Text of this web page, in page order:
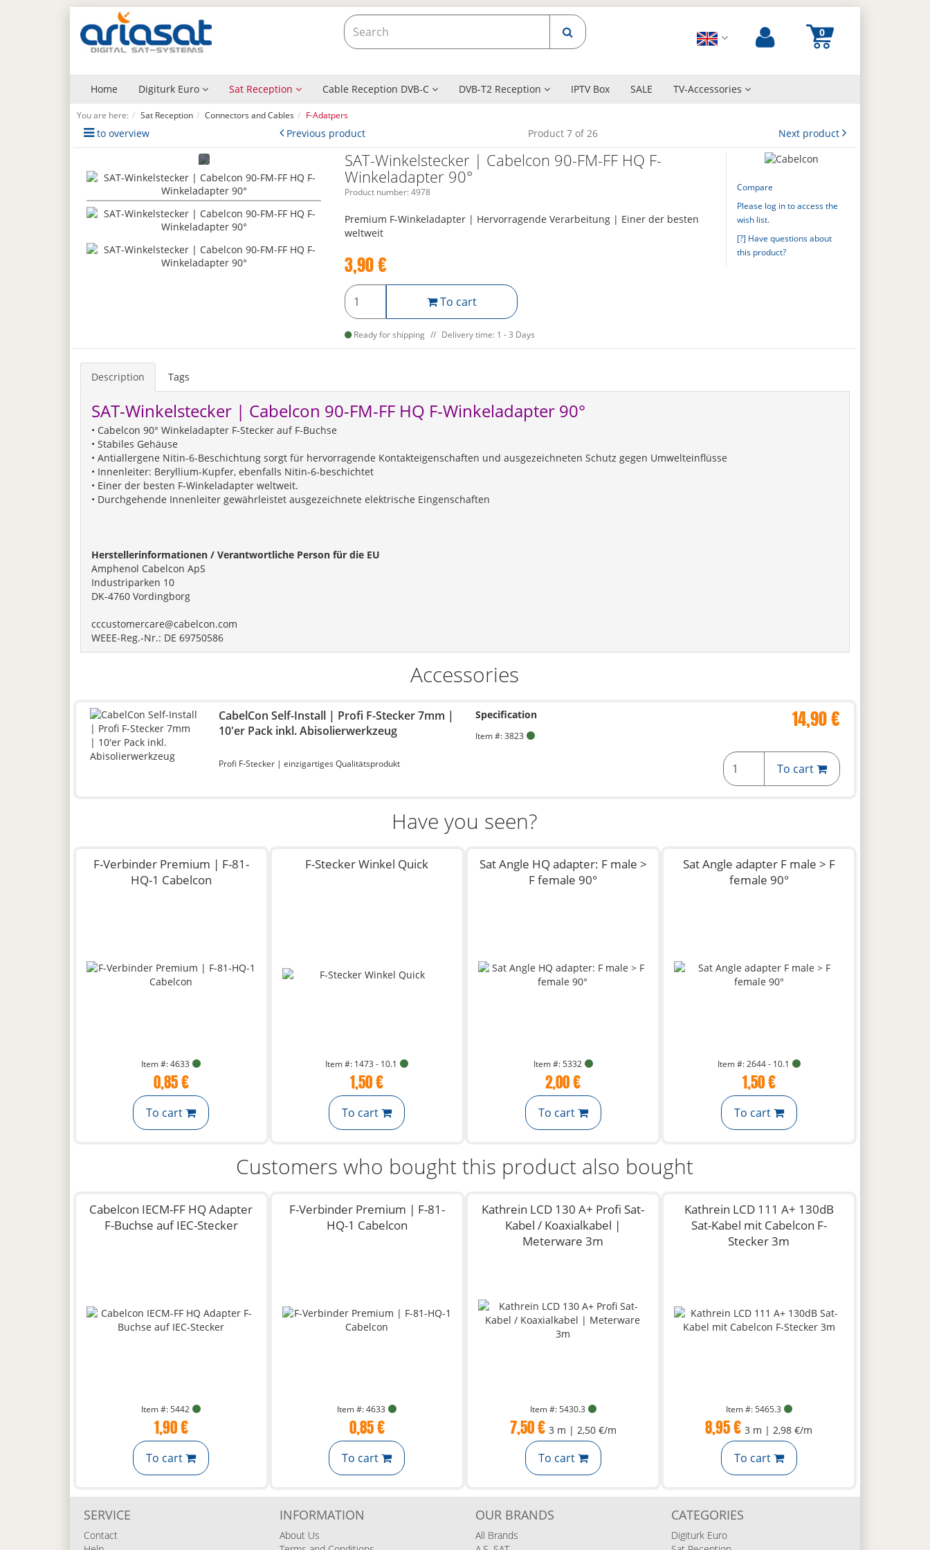
Home Digiturk Euro Sat Reception Cable Reception DVB-C DVB-T2 Reception IPTV Box SALE TV-Accessories
You are here: Sat Reception Connectors and Cables F-Adatpers
to overview Previous product Product 7 of 26 Next product
SAT-Winkelstecker | Cabelcon 90-FM-FF HQ F-
Winkeladapter 90°
Product number:4978
Premium F-Winkeladapter | Hervorragende Verarbeitung | Einer der besten
weltweit
3,90€
To cart
Ready for shipping Delivery time: 1 - 3 Days
Compare
Please log in to access the
wish list.
[?] Have questions about
this product?
Description Tags
SAT-Winkelstecker | Cabelcon 90-FM-FF HQ F-Winkeladapter 90°
• Cabelcon 90° Winkeladapter F-Stecker auf F-Buchse
• Stabiles Gehäuse
• Antiallergene Nitin-6-Beschichtung sorgt für hervorragende Kontakteigenschaften und ausgezeichneten Schutz gegen Umwelteinflüsse
• Innenleiter: Beryllium-Kupfer, ebenfalls Nitin-6-beschichtet
• Einer der besten F-Winkeladapter weltweit.
• Durchgehende Innenleiter gewährleistet ausgezeichnete elektrische Eingenschaften
Herstellerinformationen / Verantwortliche Person für die EU
Amphenol Cabelcon ApS
Industriparken 10
DK-4760 Vordingborg
cccustomercare@cabelcon.com
WEEE-Reg.-Nr.: DE 69750586
Accessories
CabelCon Self-Install | Profi F-Stecker 7mm |
10'er Pack inkl. Abisolierwerkzeug
Profi F-Stecker | einzigartiges Qualitätsprodukt
Specification
Item #: 3823
14,90 €
To cart
Have you seen?
F-Verbinder Premium | F-81-
HQ-1 Cabelcon
Item #: 4633
0,85 €
To cart
F-Stecker Winkel Quick
Item #: 1473 - 10.1
1,50 €
To cart
Sat Angle HQ adapter: F male >
F female 90°
Item #: 5332
2,00 €
To cart
Sat Angle adapter F male > F
female 90°
Item #: 2644 - 10.1
1,50 €
To cart
Customers who bought this product also bought
Cabelcon IECM-FF HQ Adapter
F-Buchse auf IEC-Stecker
Item #: 5442
1,90 €
To cart
F-Verbinder Premium | F-81-
HQ-1 Cabelcon
Item #: 4633
0,85 €
To cart
Kathrein LCD 130 A+ Profi Sat-
Kabel / Koaxialkabel |
Meterware 3m
Item #: 5430.3
7,50 € 3 m | 2,50 €/m
To cart
Kathrein LCD 111 A+ 130dB
Sat-Kabel mit Cabelcon F-
Stecker 3m
Item #: 5465.3
8,95 €3 m | 2,98 €/m
To cart
SERVICE
Contact
INFORMATION
About Us
OUR BRANDS
All Brands
CATEGORIES
Digiturk Euro